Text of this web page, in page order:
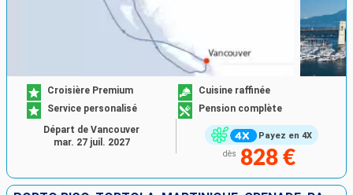
Payez en 4X
Croisière Premium
Cuisine raffinée
Service personalisé
Pension complète
dès 828 €
Départ de Vancouver
mar. 27 juil. 2027